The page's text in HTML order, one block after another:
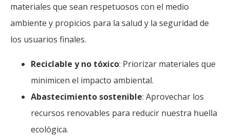
materiales que sean respetuosos con el medio
ambiente y propicios para la salud y la seguridad de
los usuarios finales.
Reciclable y no tóxico: Priorizar materiales que
minimicen el impacto ambiental.
Abastecimiento sostenible: Aprovechar los
recursos renovables para reducir nuestra huella
ecológica.